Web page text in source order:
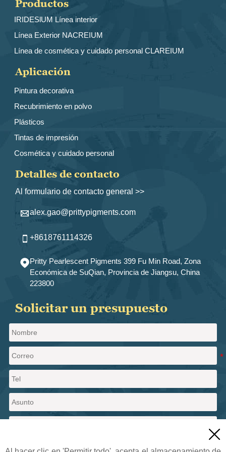
Productos
IRIDESlUM Línea interior
Línea Exterior NACREIUM
Línea de cosmética y cuidado personal CLAREIUM
Aplicación
Pintura decorativa
Recubrimiento en polvo
Plásticos
Tintas de impresión
Cosmética y cuidado personal
Detalles de contacto
Al formulario de contacto general >>
alex.gao@prittypigments.com
+8618761114326
Pritty Pearlescent Pigments 399 Fu Min Road, Zona
Económica de SuQian, Provincia de Jiangsu, China
223800
Solicitar un presupuesto
